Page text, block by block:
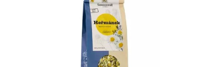
Nápoje ZEN bez
pridaného cukru
Sirupy ovocné s
trstinovým cukrom
Včelie produkty
Sušené ovocie a
Tyčinky a grissiny